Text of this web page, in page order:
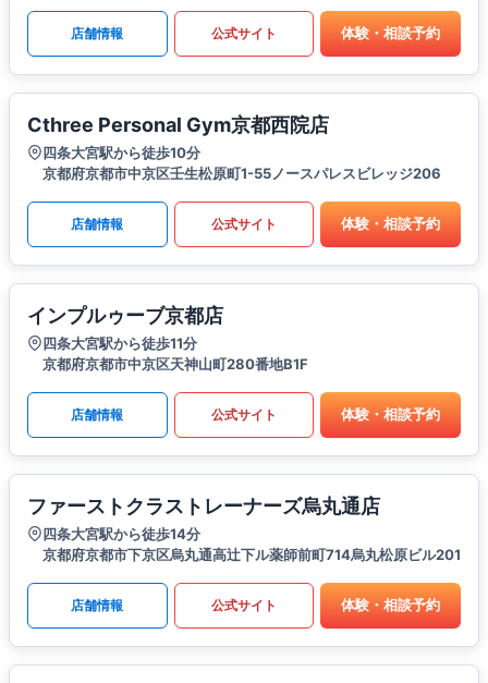
店舗情報 公式サイト 体験・相談予約
Cthree Personal Gym京都西院店
四条大宮駅から徒歩10分
京都府京都市中京区壬生松原町1-55ノースパレスビレッジ206
店舗情報 公式サイト 体験・相談予約
インプルゥーブ京都店
四条大宮駅から徒歩11分
京都府京都市中京区天神山町280番地B1F
店舗情報 公式サイト 体験・相談予約
ファーストクラストレーナーズ烏丸通店
四条大宮駅から徒歩14分
京都府京都市下京区烏丸通高辻下ル薬師前町714烏丸松原ビル201
店舗情報 公式サイト 体験・相談予約